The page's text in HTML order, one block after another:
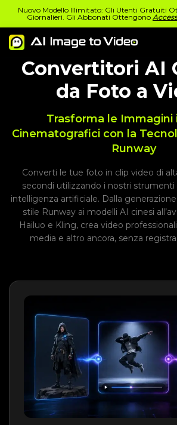
Nuovo Modello Illimitato: Gli Utenti Gratuiti
Giornalieri. Gli Abbonati Ottengono
Convertitori AI
da Foto a
Trasforma le Immagini
Cinematografici con la
Runway
Converti le tue foto in clip video di
secondi utilizzando i nostri strumenti
intelligenza artificiale. Dalla
stile Runway ai modelli AI cinesi
Hailuo e Kling, crea video
media e altro ancora, senza